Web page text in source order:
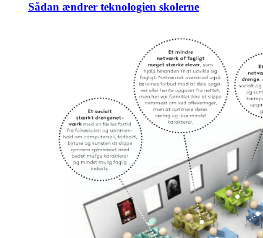
Sådan ændrer teknologien skolerne